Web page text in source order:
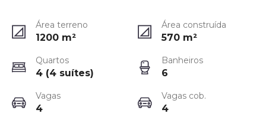
Área terreno
1200 m²
Área construída
570 m²
Quartos
4 (4 suítes)
Banheiros
6
Vagas
4
Vagas cob.
4